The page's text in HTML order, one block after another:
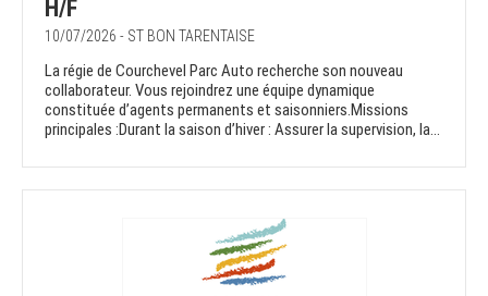
H/F
10/07/2026 - ST BON TARENTAISE
La régie de Courchevel Parc Auto recherche son nouveau
collaborateur. Vous rejoindrez une équipe dynamique
constituée d’agents permanents et saisonniers.Missions
principales :Durant la saison d’hiver : Assurer la supervision, la...